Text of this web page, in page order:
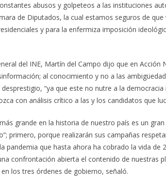
abusos y golpeteos a las instituciones
de Diputados, la cual estamos seguros de
y para la enfermiza imposición
del INE, Martín del Campo dijo que en Acción
al conocimiento y no a las
“ya que este no nutre a la
con análisis crítico a las y los candidatos que
grande en la historia de nuestro país es un
primero, porque realizarán sus campañas
pandemia que hasta ahora ha cobrado la vida de
confrontación abierta el contenido de nuestras
los tres órdenes de gobierno, señaló.